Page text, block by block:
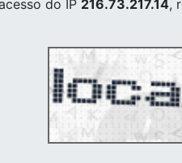
do IP 216.73.217.14,